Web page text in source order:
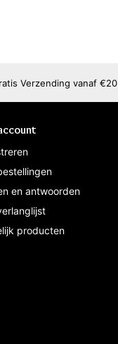
Verzending vanaf €20
en antwoorden
producten